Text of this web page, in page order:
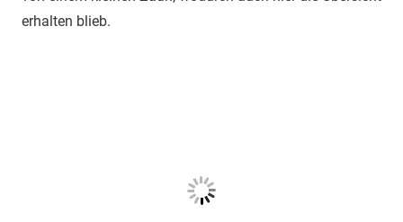
erhalten blieb.